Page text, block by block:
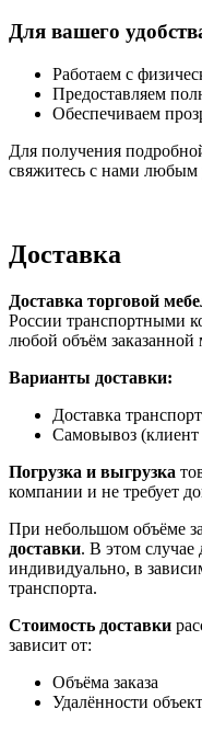
Для вашего
Работаем с
Предоставляем
Обеспечиваем
Для получения
свяжитесь с нами
Доставка
Доставка торговой
России транспортными
любой объём заказанной
Варианты доставки:
Доставка
Самовывоз (клиент
Погрузка и выгрузка
компании и не требует
При небольшом объёме
доставки. В этом случае
индивидуально, в
транспорта.
Стоимость доставки
зависит от:
Объёма заказа
Удалённости